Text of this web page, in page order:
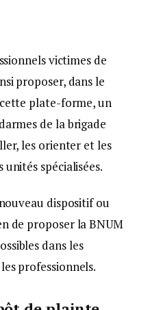
victimes de
proposer, dans le
plate-forme, un
de la brigade
les orienter et les
spécialisées.
dispositif ou
de proposer la BNUM
dans les
professionnels.